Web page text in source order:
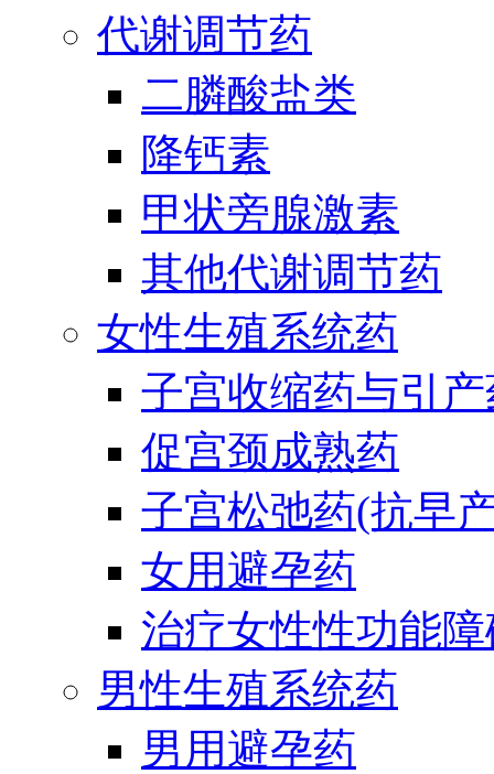
代谢调节药
二膦酸盐类
降钙素
甲状旁腺激素
其他代谢调节药
女性生殖系统药
子宫收缩药与引
促宫颈成熟药
子宫松弛药(抗早
女用避孕药
治疗女性性功能
男性生殖系统药
男用避孕药